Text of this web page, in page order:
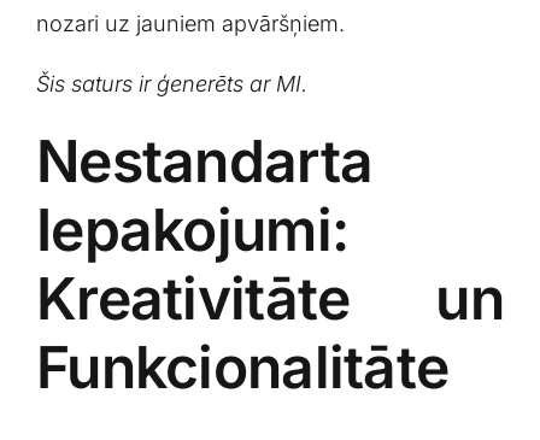
nozari uz⁣ jauniem apvāršņiem.
Šis saturs⁢ ir ģenerēts ar MI.
Nestandarta
Iepakojumi:
Kreativitāte un
Funkcionalitāte